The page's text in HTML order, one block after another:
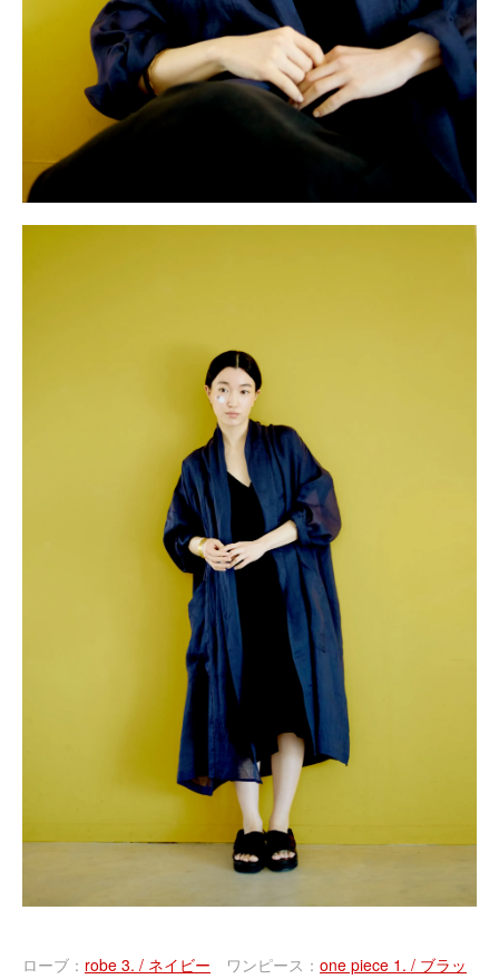
ローブ： robe 3. / ネイビー ワンピース： one piece 1. / ブラッ